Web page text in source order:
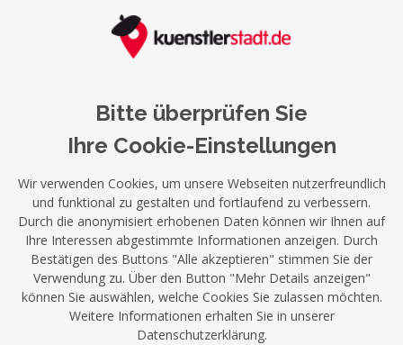
Bitte überprüfen Sie
Ihre Cookie-Einstellungen
Wir verwenden Cookies, um unsere Webseiten nutzerfreundlich
und funktional zu gestalten und fortlaufend zu verbessern.
Durch die anonymisiert erhobenen Daten können wir Ihnen auf
Ihre Interessen abgestimmte Informationen anzeigen. Durch
Bestätigen des Buttons "Alle akzeptieren" stimmen Sie der
Verwendung zu. Über den Button "Mehr Details anzeigen"
können Sie auswählen, welche Cookies Sie zulassen möchten.
Weitere Informationen erhalten Sie in unserer
Datenschutzerklärung.